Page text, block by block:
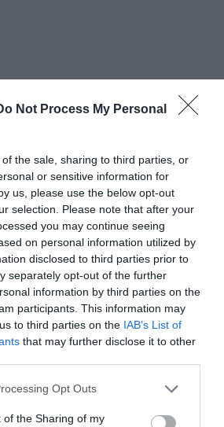
Not Process My Personal
the sale, sharing to third parties, or
or sensitive information for
us, please use the below opt-out
selection. Please note that after your
you may continue seeing
on personal information utilized by
disclosed to third parties prior to
separately opt-out of the further
information by third parties on the
participants. This information may
to third parties on the IAB’s List of
that may further disclose it to other
Opt Outs
of the Sharing of my
ΣΥΛΛΟΓΟΙ
featured